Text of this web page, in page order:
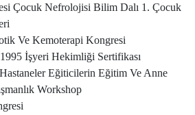
Çocuk Nefrolojisi Bilim Dalı 1. Çocuk
Ve Kemoterapi Kongresi
İşyeri Hekimliği Sertifikası
Eğiticilerin Eğitim Ve Anne
Workshop